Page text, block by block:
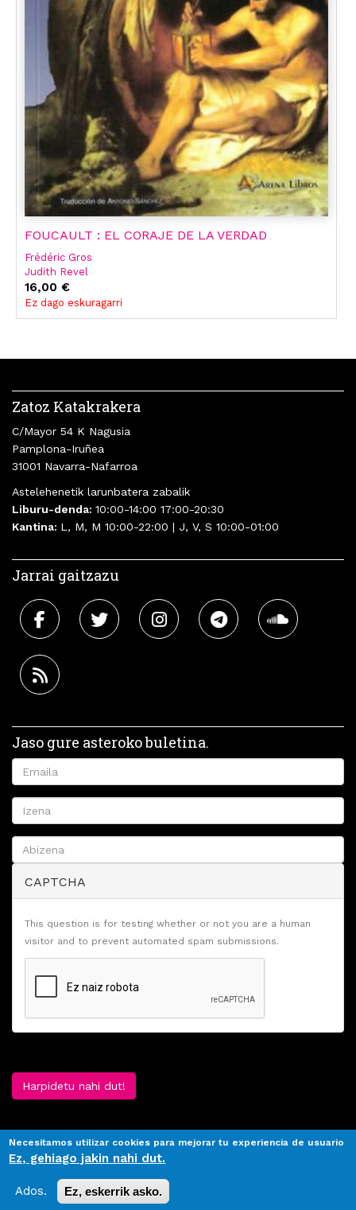
FOUCAULT : EL CORAJE DE LA VERDAD
Frédéric Gros
Judith Revel
Philippe Artières
Frédériccoord. Gros
16,00 €
Ez dago eskuragarri
Zatoz Katakrakera
C/Mayor 54 K Nagusia
Pamplona-Iruñea
31001 Navarra-Nafarroa
Astelehenetik larunbatera zabalik
Liburu-denda: 10:00-14:00 17:00-20:30
Kantina: L, M, M 10:00-22:00 | J, V, S 10:00-01:00
Jarrai gaitzazu
Jaso gure asteroko buletina.
CAPTCHA
This question is for testing whether or not you are a human
visitor and to prevent automated spam submissions.
Harpidetu nahi dut!
Necesitamos utilizar cookies para mejorar tu experiencia de usuario
Ez, gehiago jakin nahi dut.
Ados. Ez, eskerrik asko.